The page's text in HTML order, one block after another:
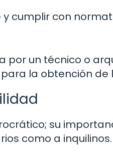
cumplir con
por un técnico o
la obtención de
su
como a inquilinos.